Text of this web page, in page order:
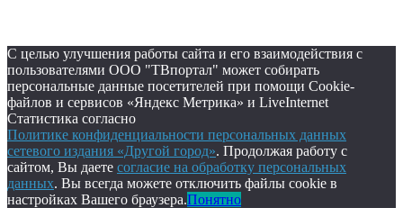
С целью улучшения работы сайта и его взаимодействия с
пользователями ООО "ТВпортал" может собирать
персональные данные посетителей при помощи Cookie-
файлов и сервисов «Яндекс Метрика» и LiveInternet
Статистика согласно
Политике конфиденциальности персональных данных
сетевого издания «Другой город». Продолжая работу с
сайтом, Вы даете согласие на обработку персональных
данных. Вы всегда можете отключить файлы cookie в
настройках Вашего браузера.Понятно